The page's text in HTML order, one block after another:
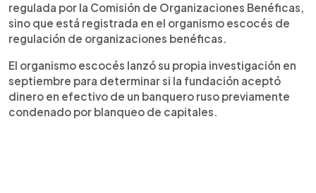
regulada por la Comisión de Organizaciones Benéficas,
sino que está registrada en el organismo escocés de
regulación de organizaciones benéficas.
El organismo escocés lanzó su propia investigación en
septiembre para determinar si la fundación aceptó
dinero en efectivo de un banquero ruso previamente
condenado por blanqueo de capitales.